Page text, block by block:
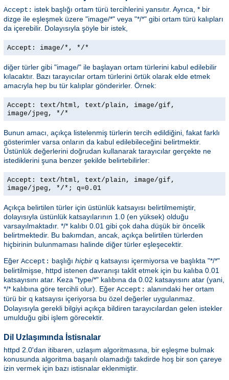
Accept: istek başlığı ortam türü tercihlerini yansıtır. Ayrıca, * bir
dizge ile eşleşmek üzere "image/*" veya "*/*" gibi ortam türü kalıpları
da içerebilir. Dolayısıyla şöyle bir istek,
Accept: image/*, */*
diğer türler gibi "image/" ile başlayan ortam türlerini kabul edilebilir
kılacaktır. Bazı tarayıcılar ortam türlerini örtük olarak elde etmek
amacıyla hep bu tür kalıplar gönderirler. Örnek:
Accept: text/html, text/plain, image/gif,
image/jpeg, */*
Bunun amacı, açıkça listelenmiş türlerin tercih edildiğini, fakat farklı
gösterimler varsa onların da kabul edilebileceğini belirtmektir.
Üstünlük değerlerini doğrudan kullanarak tarayıcılar gerçekte ne
istediklerini şuna benzer şekilde belirtebilirler:
Accept: text/html, text/plain, image/gif,
image/jpeg, */*; q=0.01
Açıkça belirtilen türler için üstünlük katsayısı belirtilmemiştir,
dolayısıyla üstünlük katsayılarının 1.0 (en yüksek) olduğu
varsayılmaktadır. */* kalıbı 0.01 gibi çok daha düşük bir öncelik
belirtmektedir. Bu bakımdan, ancak, açıkça belirtilen türlerden
hiçbirinin bulunmaması halinde diğer türler eşleşecektir.
Eğer Accept: başlığı hiçbir q katsayısı içermiyorsa ve başlıkta "*/*"
belirtilmişse, httpd istenen davranışı taklit etmek için bu kalıba 0.01
katsayısını atar. Keza "type/*" kalıbına da 0.02 katsayısını atar (yani,
*/* kalıbına göre tercihli olur). Eğer Accept: alanındaki her ortam
türü bir q katsayısı içeriyorsa bu özel değerler uygulanmaz.
Dolayısıyla gerekli bilgiyi açıkça bildiren tarayıcılardan gelen istekler
umulduğu gibi işlem görecektir.
Dil Uzlaşımında İstisnalar
httpd 2.0'dan itibaren, uzlaşım algoritmasına, bir eşleşme bulmak
konusunda algoritma başarılı olamadığı takdirde hoş bir son çareye
izin vermek için bazı istisnalar eklenmiştir.